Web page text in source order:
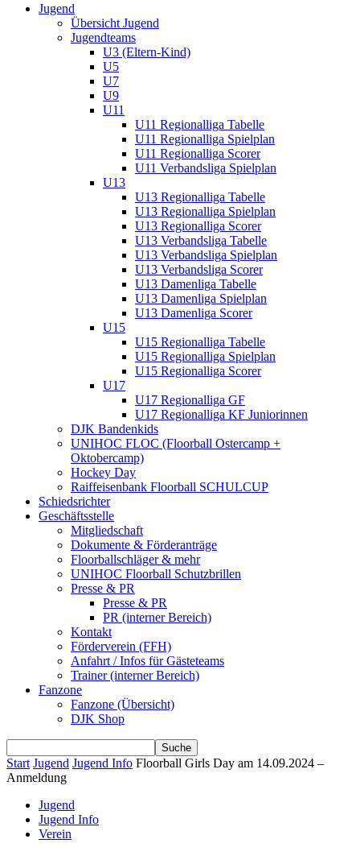
Jugend
Übersicht Jugend
Jugendteams
U3 (Eltern-Kind)
U5
U7
U9
U11
U11 Regionalliga Tabelle
U11 Regionalliga Spielplan
U11 Regionalliga Scorer
U11 Verbandsliga Spielplan
U13
U13 Regionalliga Tabelle
U13 Regionalliga Spielplan
U13 Regionalliga Scorer
U13 Verbandsliga Tabelle
U13 Verbandsliga Spielplan
U13 Verbandsliga Scorer
U13 Damenliga Tabelle
U13 Damenliga Spielplan
U13 Damenliga Scorer
U15
U15 Regionalliga Tabelle
U15 Regionalliga Spielplan
U15 Regionalliga Scorer
U17
U17 Regionalliga GF
U17 Regionalliga KF Juniorinnen
DJK Bandenkids
UNIHOC FLOC (Floorball Ostercamp +
Oktobercamp)
Hockey Day
Raiffeisenbank Floorball SCHULCUP
Schiedsrichter
Geschäftsstelle
Mitgliedschaft
Dokumente & Förderanträge
Floorballschläger & mehr
UNIHOC Floorball Schutzbrillen
Presse & PR
Presse & PR
PR (interner Bereich)
Kontakt
Förderverein (FFH)
Anfahrt / Infos für Gästeteams
Trainer (interner Bereich)
Fanzone
Fanzone (Übersicht)
DJK Shop
Start Jugend Jugend Info Floorball Girls Day am 14.09.2024 –
Anmeldung
Jugend
Jugend Info
Verein